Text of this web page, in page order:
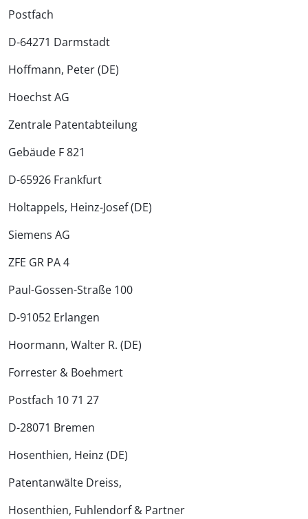
Postfach
D-64271 Darmstadt
Hoffmann, Peter (DE)
Hoechst AG
Zentrale Patentabteilung
Gebäude F 821
D-65926 Frankfurt
Holtappels, Heinz-Josef (DE)
Siemens AG
ZFE GR PA 4
Paul-Gossen-Straße 100
D-91052 Erlangen
Hoormann, Walter R. (DE)
Forrester & Boehmert
Postfach 10 71 27
D-28071 Bremen
Hosenthien, Heinz (DE)
Patentanwälte Dreiss,
Hosenthien, Fuhlendorf & Partner